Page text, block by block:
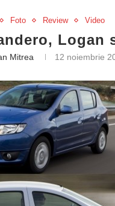
Foto Review Video
Logan
Mitrea 12 noiembrie